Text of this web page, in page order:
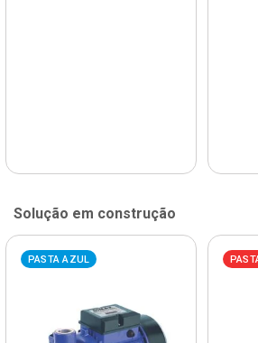
Solução em construção
PASTA AZUL